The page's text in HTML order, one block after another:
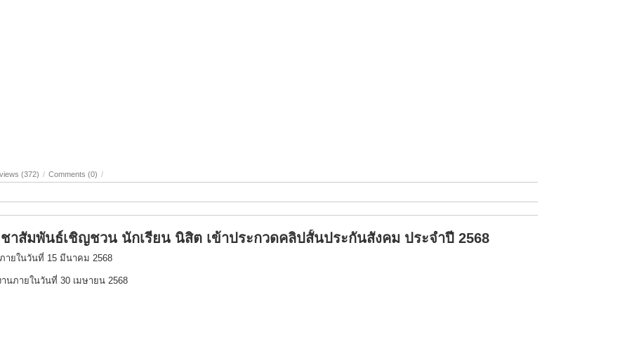
(372) / Comments (0) /
าสัมพันธ์เชิญชวน นักเรียน นิสิต เข้าประกวดคลิปสั้นประกันสังคม ประจำปี 2568
ายในวันที่ 15 มีนาคม 2568
านภายในวันที่ 30 เมษายน 2568